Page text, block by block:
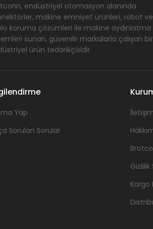
endüstriyel otomasyon alanında
makine emniyet ürünleri, robot ve
koruma çözümleri ile makine aydınlatma
sunan, güvenilir markalarla çalışan bir
ürün tedarikçisidir.
Yap
Sorulan Sorular
Kargo